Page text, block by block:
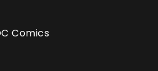
Comics